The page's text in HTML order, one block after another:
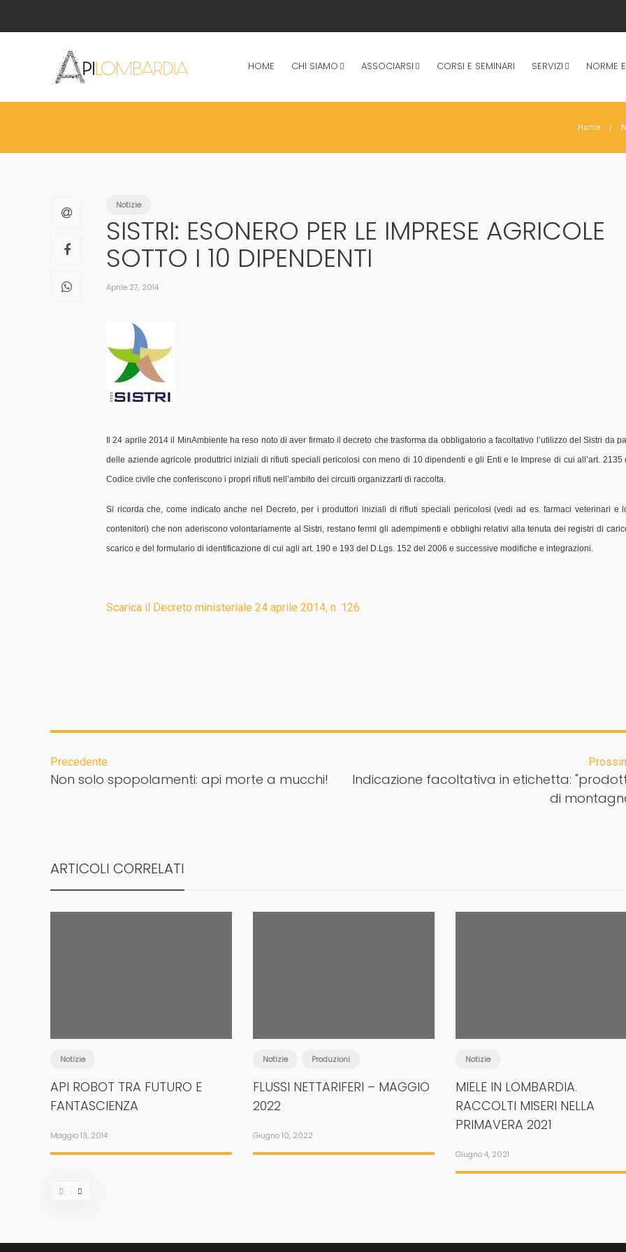
HOME CHI SIAMO ASSOCIARSI CORSI E SEMINARI SERVIZI NORME
Home
Notizie
SISTRI: ESONERO PER LE IMPRESE AGRICOLE
SOTTO I 10 DIPENDENTI
Aprile 27, 2014
Il 24 aprile 2014 il MinAmbiente ha reso noto di aver firmato il decreto che trasforma da obbligatorio a facoltativo l’utilizzo del Sistri da
delle aziende agricole produttrici iniziali di rifiuti speciali pericolosi con meno di 10 dipendenti e gli Enti e le Imprese di cui all’art. 2135
Codice civile che conferiscono i propri rifiuti nell’ambito dei circuiti organizzarti di raccolta.
Si ricorda che, come indicato anche nel Decreto, per i produttori iniziali di rifiuti speciali pericolosi (vedi ad es. farmaci veterinari e
contenitori) che non aderiscono volontariamente al Sistri, restano fermi gli adempimenti e obblighi relativi alla tenuta dei registri di
scarico e del formulario di identificazione di cui agli art. 190 e 193 del D.Lgs. 152 del 2006 e successive modifiche e integrazioni.
Scarica il Decreto ministeriale 24 aprile 2014, n. 126
Precedente
Non solo spopolamenti: api morte a mucchi!
Indicazione facoltativa in etichetta:
di
ARTICOLI CORRELATI
Notizie
API ROBOT TRA FUTURO E
FANTASCIENZA
Maggio 13, 2014
Notizie Produzioni
FLUSSI NETTARIFERI – MAGGIO
2022
Giugno 10, 2022
Notizie
MIELE IN LOMBARDIA.
RACCOLTI MISERI NELLA
PRIMAVERA 2021
Giugno 4, 2021